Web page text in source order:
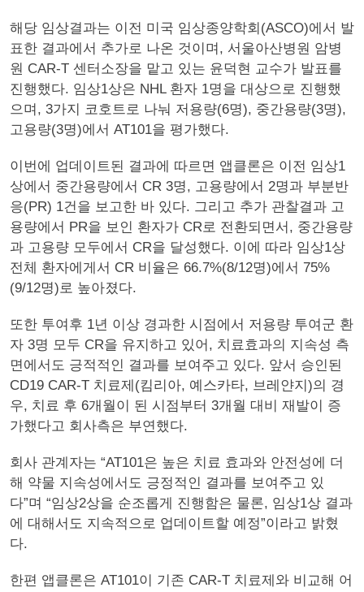
해당 임상결과는 이전 미국 임상종양학회(ASCO)에서 발
표한 결과에서 추가로 나온 것이며, 서울아산병원 암병
원 CAR-T 센터소장을 맡고 있는 윤덕현 교수가 발표를
진행했다. 임상1상은 NHL 환자 1명을 대상으로 진행했
으며, 3가지 코호트로 나눠 저용량(6명), 중간용량(3명),
고용량(3명)에서 AT101을 평가했다.
이번에 업데이트된 결과에 따르면 앱클론은 이전 임상1
상에서 중간용량에서 CR 3명, 고용량에서 2명과 부분반
응(PR) 1건을 보고한 바 있다. 그리고 추가 관찰결과 고
용량에서 PR을 보인 환자가 CR로 전환되면서, 중간용량
과 고용량 모두에서 CR을 달성했다. 이에 따라 임상1상
전체 환자에게서 CR 비율은 66.7%(8/12명)에서 75%
(9/12명)로 높아졌다.
또한 투여후 1년 이상 경과한 시점에서 저용량 투여군 환
자 3명 모두 CR을 유지하고 있어, 치료효과의 지속성 측
면에서도 긍적적인 결과를 보여주고 있다. 앞서 승인된
CD19 CAR-T 치료제(킴리아, 예스카타, 브레얀지)의 경
우, 치료 후 6개월이 된 시점부터 3개월 대비 재발이 증
가했다고 회사측은 부연했다.
회사 관계자는 “AT101은 높은 치료 효과와 안전성에 더
해 약물 지속성에서도 긍정적인 결과를 보여주고 있
다”며 “임상2상을 순조롭게 진행함은 물론, 임상1상 결과
에 대해서도 지속적으로 업데이트할 예정”이라고 밝혔
다.
한편 앱클론은 AT101이 기존 CAR-T 치료제와 비교해 어